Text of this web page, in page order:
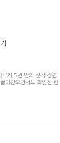
루키 5년 만의 신작 장편
어안으면서도 확연한 한